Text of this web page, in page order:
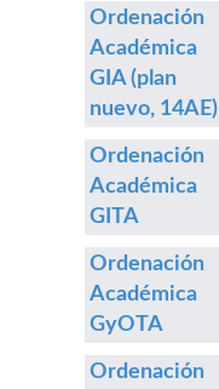
Ordenación
Académica
GIA (plan
nuevo, 14AE)
Ordenación
Académica
GITA
Ordenación
Académica
GyOTA
Ordenación